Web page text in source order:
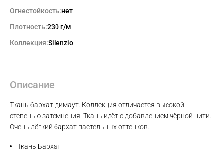
Огнестойкость:нет
Плотность:230 г/м
Коллекция:Silenzio
Описание
Ткань бархат-димаут. Коллекция отличается высокой
степенью затемнения. Ткань идёт с добавлением чёрной нити.
Очень лёгкий бархат пастельных оттенков.
Ткань Бархат
Max